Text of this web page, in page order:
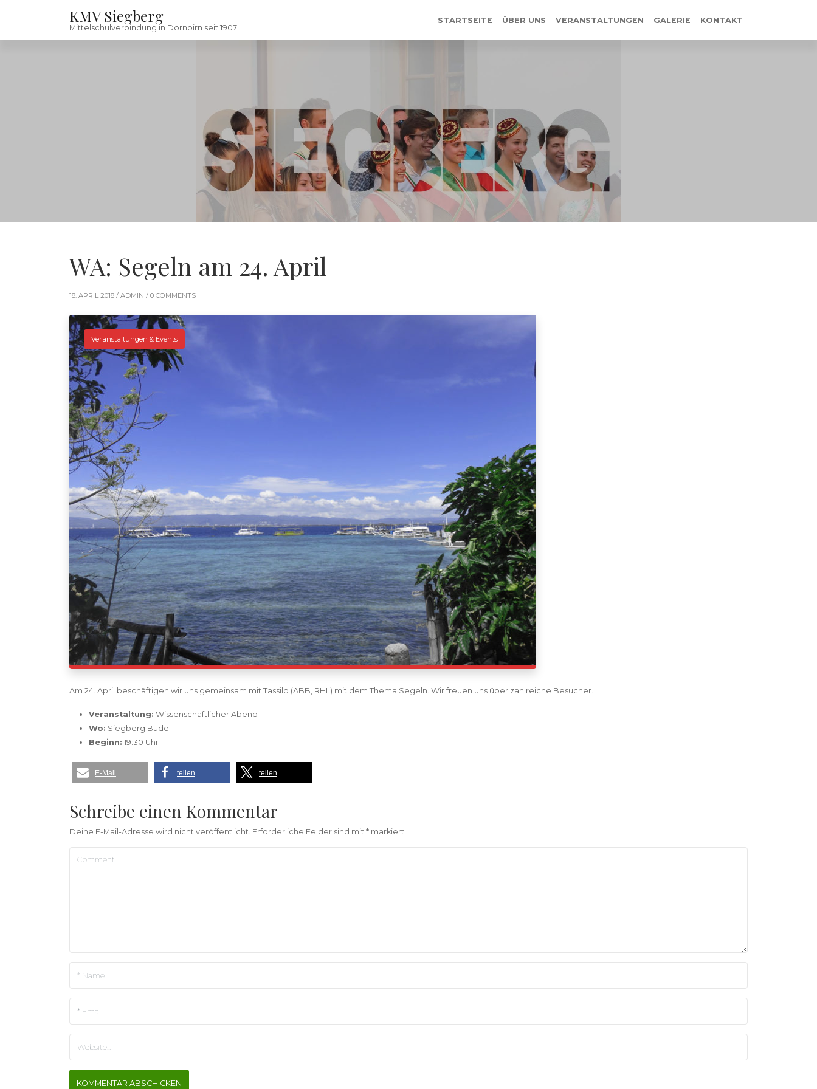
KMV Siegberg
Mittelschulverbindung in Dornbirn seit 1907
STARTSEITE ÜBER UNS VERANSTALTUNGEN GALERIE KONTAKT
WA: Segeln am 24. April
18. APRIL 2018 / ADMIN / 0 COMMENTS
Veranstaltungen & Events
Am 24. April beschäftigen wir uns gemeinsam mit Tassilo (ABB, RHL) mit dem Thema Segeln. Wir freuen uns über zahlreiche Besucher.
Veranstaltung: Wissenschaftlicher Abend
Wo: Siegberg Bude
Beginn: 19:30 Uhr
E-Mail teilen teilen
Schreibe einen Kommentar
Deine E-Mail-Adresse wird nicht veröffentlicht. Erforderliche Felder sind mit * markiert